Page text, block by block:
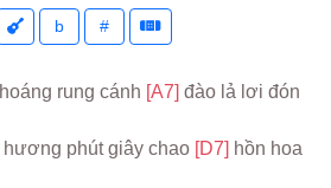
b #
rung cánh [A7] đào lả lơi đón
hương phút giây chao [D7] hồn hoa